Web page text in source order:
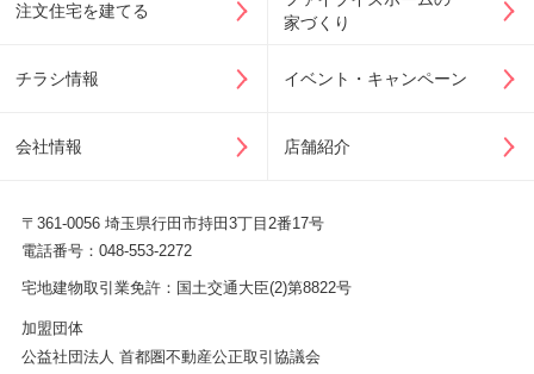
注文住宅を建てる
家づくり
チラシ情報 イベント・キャンペーン
会社情報 店舗紹介
〒361-0056 埼玉県行田市持田3丁目2番17号
電話番号：048-553-2272
宅地建物取引業免許：国土交通大臣(2)第8822号
加盟団体
公益社団法人 首都圏不動産公正取引協議会